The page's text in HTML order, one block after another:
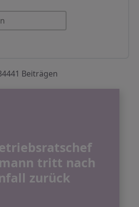
Beiträgen
tritt nach
zurück